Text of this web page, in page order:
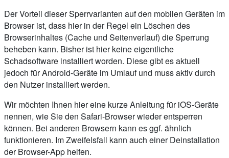
Der Vorteil dieser Sperrvarianten auf den mobilen Geräten im
Browser ist, dass hier in der Regel ein Löschen des
Browserinhaltes (Cache und Seitenverlauf) die Sperrung
beheben kann. Bisher ist hier keine eigentliche
Schadsoftware installiert worden. Diese gibt es aktuell
jedoch für Android-Geräte im Umlauf und muss aktiv durch
den Nutzer installiert werden.
Wir möchten Ihnen hier eine kurze Anleitung für iOS-Geräte
nennen, wie Sie den Safari-Browser wieder entsperren
können. Bei anderen Browsern kann es ggf. ähnlich
funktionieren. Im Zweifelsfall kann auch einer Deinstallation
der Browser-App helfen.